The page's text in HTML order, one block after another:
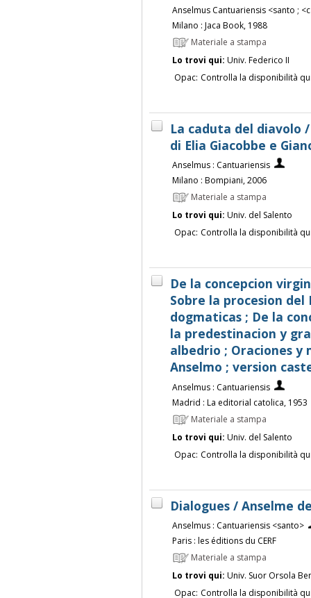
Anselmus Cantuariensis <santo ;
Milano : Jaca Book, 1988
Materiale a stampa
Lo trovi qui: Univ. Federico II
Opac: Controlla la disponibilità
La caduta del diavolo
di Elia Giacobbe e
Anselmus : Cantuariensis
Milano : Bompiani, 2006
Materiale a stampa
Lo trovi qui: Univ. del Salento
Opac: Controlla la disponibilità
De la concepcion
Sobre la procesion
dogmaticas ; De la
la predestinacion y
albedrio ; Oraciones y
Anselmo ; version
Anselmus : Cantuariensis
Madrid : La editorial catolica, 1953
Materiale a stampa
Lo trovi qui: Univ. del Salento
Opac: Controlla la disponibilità
Dialogues / Anselme
Anselmus : Cantuariensis <santo>
Paris : les éditions du CERF
Materiale a stampa
Lo trovi qui: Univ. Suor Orsola
Opac: Controlla la disponibilità